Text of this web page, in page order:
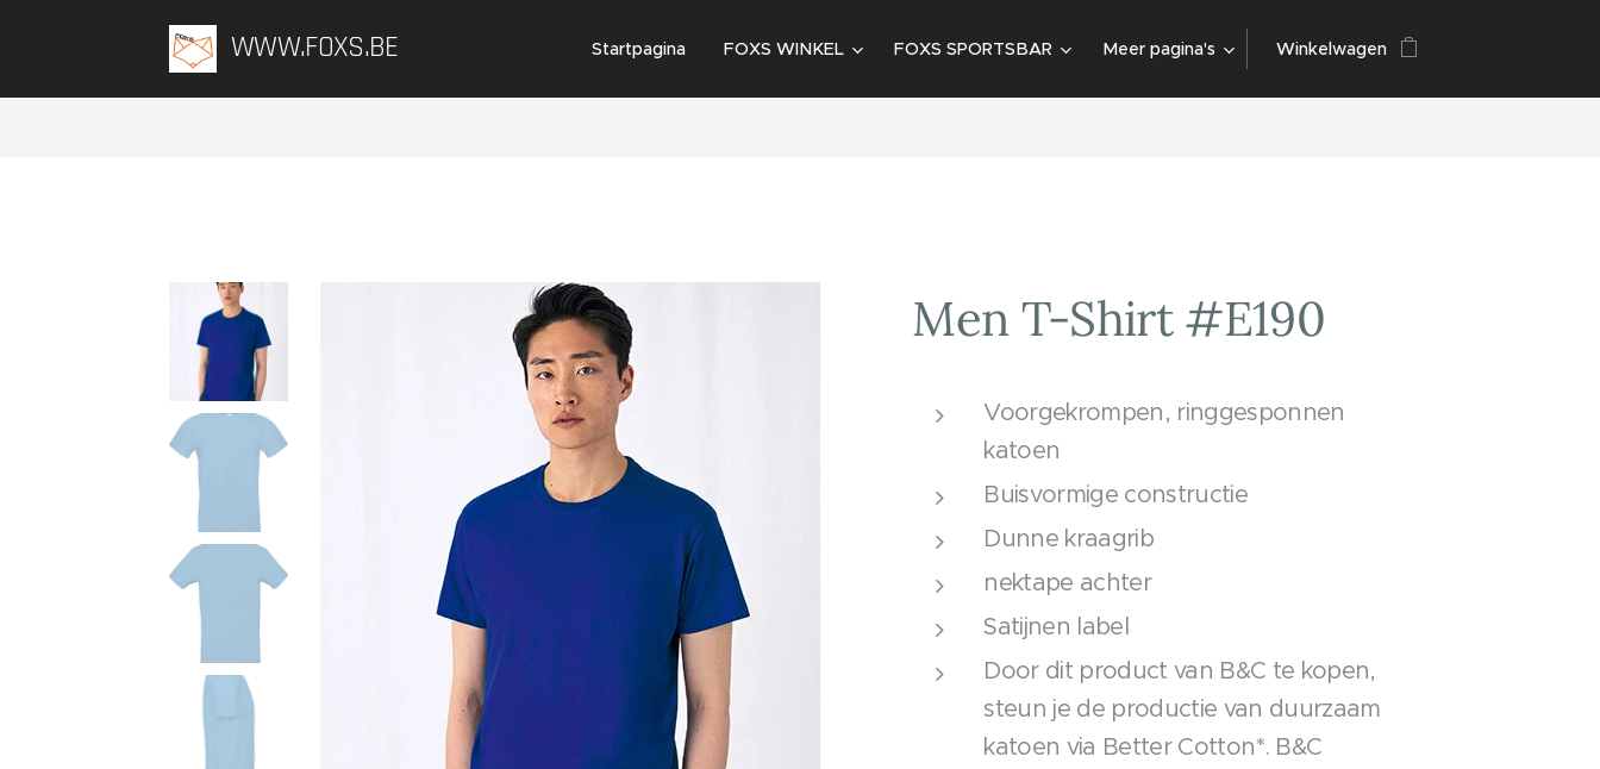
WWW.FOXS.BE Startpagina FOXS WINKEL FOXS SPORTSBAR Meer pagina's Winkelwagen
Men T-Shirt #E190
Voorgekrompen, ringgesponnen
katoen
Buisvormige constructie
Dunne kraagrib
nektape achter
Satijnen label
Door dit product van B&C te kopen,
steun je de productie van duurzaam
katoen via Better Cotton*. B&C